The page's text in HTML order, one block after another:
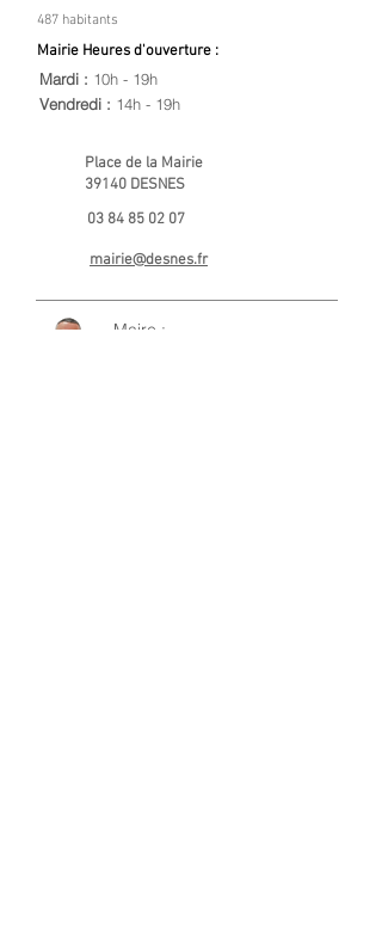
Mardi : 10h - 19h
Vendredi : 14h - 19h
487 habitants
Mairie Heures d'ouverture :
Place de la Mairie
39140 DESNES
03 84 85 02 07
mairie@desnes.fr
Maire :